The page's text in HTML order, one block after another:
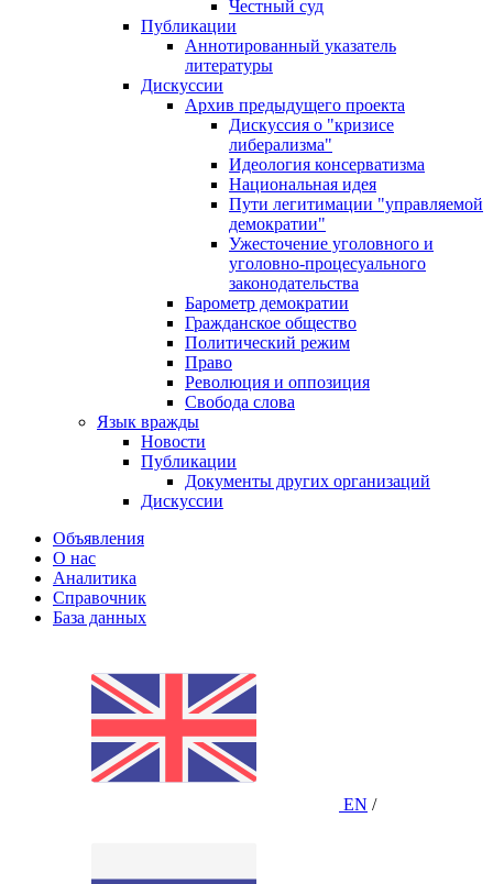
Честный суд
Публикации
Аннотированный указатель
литературы
Дискуссии
Архив предыдущего проекта
Дискуссия о "кризисе
либерализма"
Идеология консерватизма
Национальная идея
Пути легитимации "управляемой
демократии"
Ужесточение уголовного и
уголовно-процесуального
законодательства
Барометр демократии
Гражданское общество
Политический режим
Право
Революция и оппозиция
Свобода слова
Язык вражды
Новости
Публикации
Документы других организаций
Дискуссии
Объявления
О нас
Аналитика
Справочник
База данных
EN /